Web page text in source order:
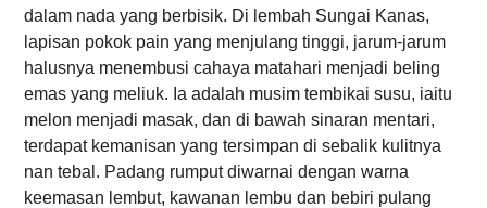
dalam nada yang berbisik. Di lembah Sungai Kanas,
lapisan pokok pain yang menjulang tinggi, jarum-jarum
halusnya menembusi cahaya matahari menjadi beling
emas yang meliuk. Ia adalah musim tembikai susu, iaitu
melon menjadi masak, dan di bawah sinaran mentari,
terdapat kemanisan yang tersimpan di sebalik kulitnya
nan tebal. Padang rumput diwarnai dengan warna
keemasan lembut, kawanan lembu dan bebiri pulang